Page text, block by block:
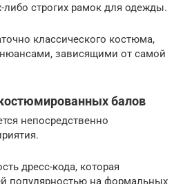
либо строгих рамок для одежды.
классического костюма,
зависящими от самой
балов
непосредственно
дресс-кода, которая
популярностью на формальных